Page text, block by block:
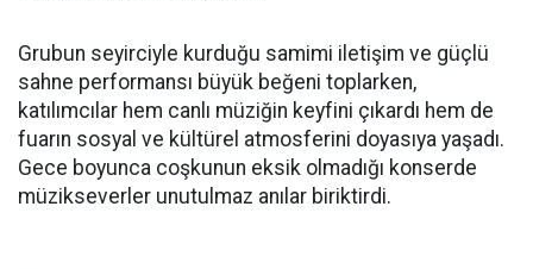
Grubun seyirciyle kurduğu samimi iletişim ve güçlü
sahne performansı büyük beğeni toplarken,
katılımcılar hem canlı müziğin keyfini çıkardı hem de
fuarın sosyal ve kültürel atmosferini doyasıya yaşadı.
Gece boyunca coşkunun eksik olmadığı konserde
müzikseverler unutulmaz anılar biriktirdi.